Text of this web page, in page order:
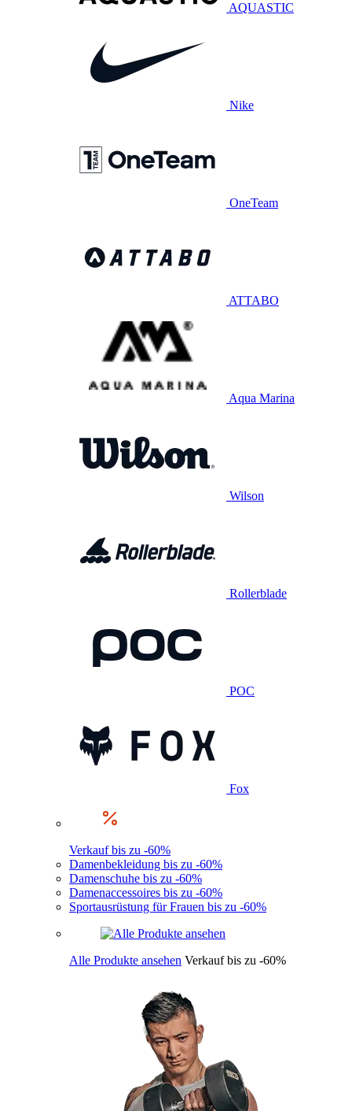
AQUASTIC
Nike
OneTeam
ATTABO
Aqua Marina
Wilson
Rollerblade
POC
Fox
Verkauf bis zu -60%
Damenbekleidung bis zu -60%
Damenschuhe bis zu -60%
Damenaccessoires bis zu -60%
Sportausrüstung für Frauen bis zu -60%
Alle Produkte ansehen Verkauf bis zu -60%